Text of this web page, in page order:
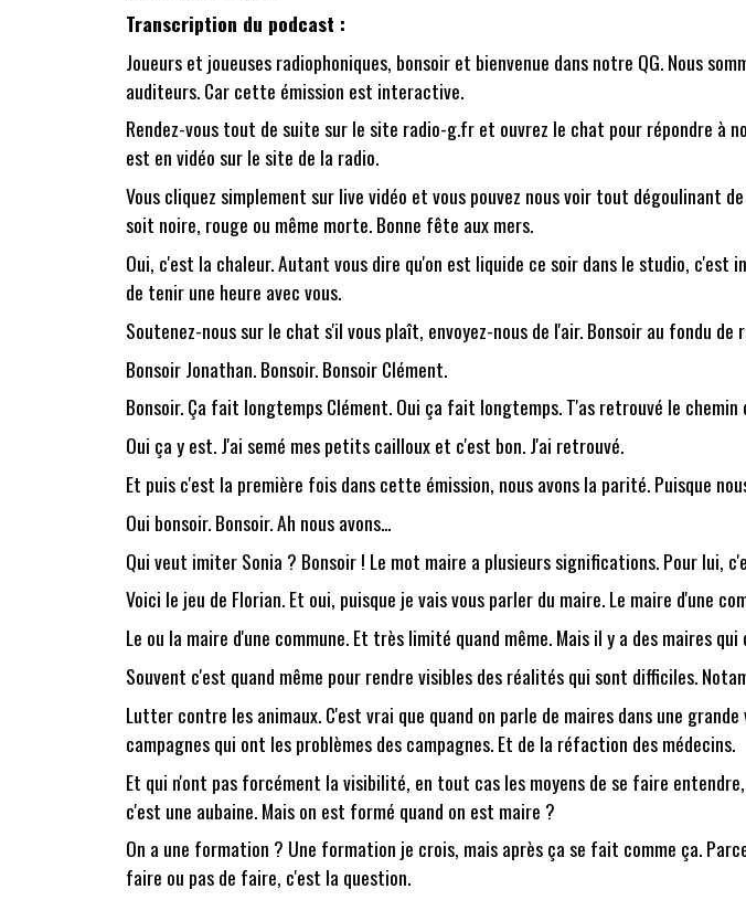
Transcription du podcast :
Joueurs et joueuses radiophoniques, bonsoir et bienvenue dans notre QG. Nous
auditeurs. Car cette émission est interactive.
Rendez-vous tout de suite sur le site radio-g.fr et ouvrez le chat pour répondre à
est en vidéo sur le site de la radio.
Vous cliquez simplement sur live vidéo et vous pouvez nous voir tout dégoulinant
soit noire, rouge ou même morte. Bonne fête aux mers.
Oui, c'est la chaleur. Autant vous dire qu'on est liquide ce soir dans le studio,
de tenir une heure avec vous.
Soutenez-nous sur le chat s'il vous plaît, envoyez-nous de l'air. Bonsoir au fondu de
Bonsoir Jonathan. Bonsoir. Bonsoir Clément.
Bonsoir. Ça fait longtemps Clément. Oui ça fait longtemps. T'as retrouvé le
Oui ça y est. J'ai semé mes petits cailloux et c'est bon. J'ai retrouvé.
Et puis c'est la première fois dans cette émission, nous avons la parité. Puisque
Oui bonsoir. Bonsoir. Ah nous avons...
Qui veut imiter Sonia ? Bonsoir ! Le mot maire a plusieurs significations. Pour lui,
Voici le jeu de Florian. Et oui, puisque je vais vous parler du maire. Le maire d'une
Le ou la maire d'une commune. Et très limité quand même. Mais il y a des maires
Souvent c'est quand même pour rendre visibles des réalités qui sont difficiles.
Lutter contre les animaux. C'est vrai que quand on parle de maires dans une
campagnes qui ont les problèmes des campagnes. Et de la réfaction des médecins.
Et qui n'ont pas forcément la visibilité, en tout cas les moyens de se faire
c'est une aubaine. Mais on est formé quand on est maire ?
On a une formation ? Une formation je crois, mais après ça se fait comme ça.
faire ou pas de faire, c'est la question.